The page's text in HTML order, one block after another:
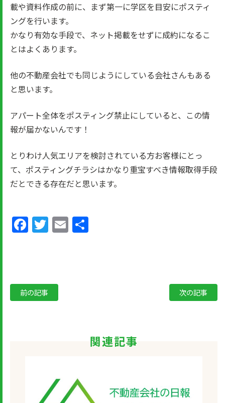
載や資料作成の前に、まず第一に学区を目安にポスティ
ングを行います。
かなり有効な手段で、ネット掲載をせずに成約になるこ
とはよくあります。
他の不動産会社でも同じようにしている会社さんもある
と思います。
アパート全体をポスティング禁止にしていると、この情
報が届かないんです！
とりわけ人気エリアを検討されている方お客様にとっ
て、ポスティングチラシはかなり重宝すべき情報取得手段
だとできる存在だと思います。
Facebook
Twitter
Email
前の記事 次の記事
関連記事